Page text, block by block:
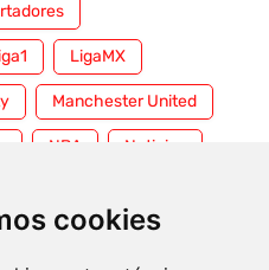
cookies
LigaMX
Manchester United
NBA Noticias
Serie A